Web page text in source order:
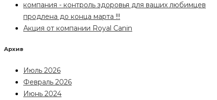
компания - контроль здоровья для ваших любимцев
продлена до конца марта !!!
Акция от компании Royal Canin
Архив
Июль 2026
Февраль 2026
Июнь 2024